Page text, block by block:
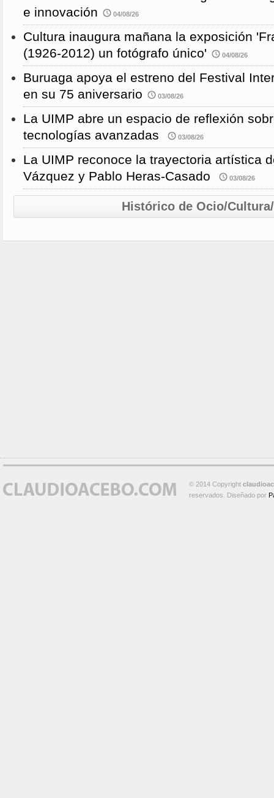
e innovación
04/08/26
Cultura inaugura mañana la exposición
(1926-2012) un fotógrafo único'
04/08/26
Buruaga apoya el estreno del Festival
en su 75 aniversario
03/08/26
La UIMP abre un espacio de reflexión
tecnologías avanzadas
03/08/26
La UIMP reconoce la trayectoria artística
Vázquez y Pablo Heras-Casado
03/08/26
Histórico de Ocio/
© 2014 Copyright
reservados. Diseñado por